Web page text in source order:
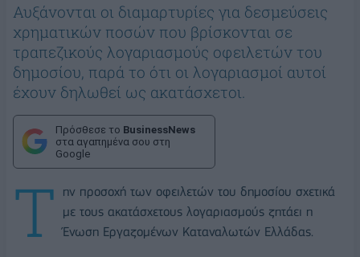
Αυξάνονται οι διαμαρτυρίες για δεσμεύσεις
χρηματικών ποσών που βρίσκονται σε
τραπεζικούς λογαριασμούς οφειλετών του
δημοσίου, παρά το ότι οι λογαριασμοί αυτοί
έχουν δηλωθεί ως ακατάσχετοι.
Πρόσθεσε το BusinessNews
στα αγαπημένα σου στη
Google
Τ
ην προσοχή των οφειλετών του δημοσίου σχετικά
με τους ακατάσχετους λογαριασμούς ζητάει η
Ένωση Εργαζομένων Καταναλωτών Ελλάδας.